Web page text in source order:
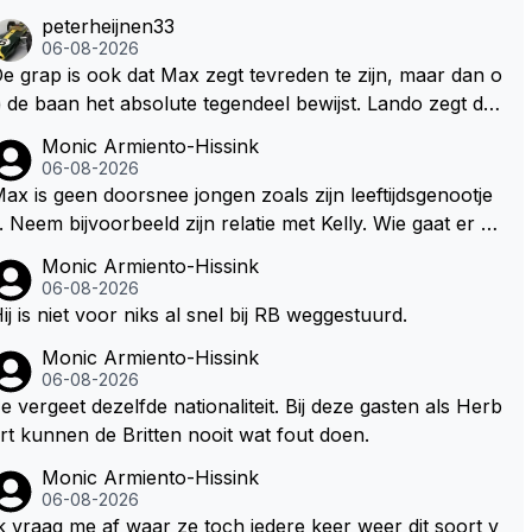
peterheijnen33
06-08-2026
grap is ook dat Max zegt tevreden te zijn, maar dan o
baan het absolute tegendeel bewijst. Lando zegt da
echt zien. ;)
Monic Armiento-Hissink
06-08-2026
is geen doorsnee jongen zoals zijn leeftijdsgenootje
Neem bijvoorbeeld zijn relatie met Kelly. Wie gaat er ee
en al een kleine heeft van een voormalig RB-lid op de l
van 23 jaar? Hij doet dingen die leeftijdsgenootjes n
een uitje voor zijn team. Op 28-jarige leeftijd is hij
eigenaar van een succesvol raceteam. Hij is niet alleen
speciaal in de auto maar ook daarbuiten.
Monic Armiento-Hissink
06-08-2026
is niet voor niks al snel bij RB weggestuurd.
Monic Armiento-Hissink
06-08-2026
vergeet dezelfde nationaliteit. Bij deze gasten als Herb
kunnen de Britten nooit wat fout doen.
Monic Armiento-Hissink
06-08-2026
vraag me af waar ze toch iedere keer weer dit soort v